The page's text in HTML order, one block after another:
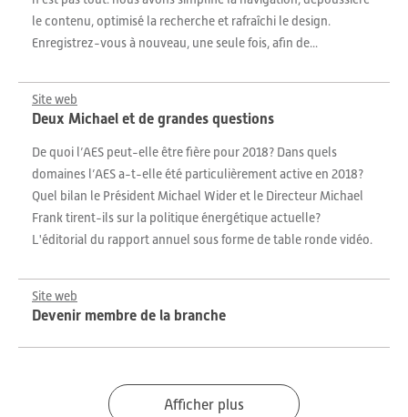
le contenu, optimisé la recherche et rafraîchi le design.
Enregistrez-vous à nouveau, une seule fois, afin de...
Site web
Deux Michael et de grandes questions
De quoi l’AES peut-elle être fière pour 2018? Dans quels
domaines l’AES a-t-elle été particulièrement active en 2018?
Quel bilan le Président Michael Wider et le Directeur Michael
Frank tirent-ils sur la politique énergétique actuelle?
L'éditorial du rapport annuel sous forme de table ronde vidéo.
Site web
Devenir membre de la branche
Afficher plus